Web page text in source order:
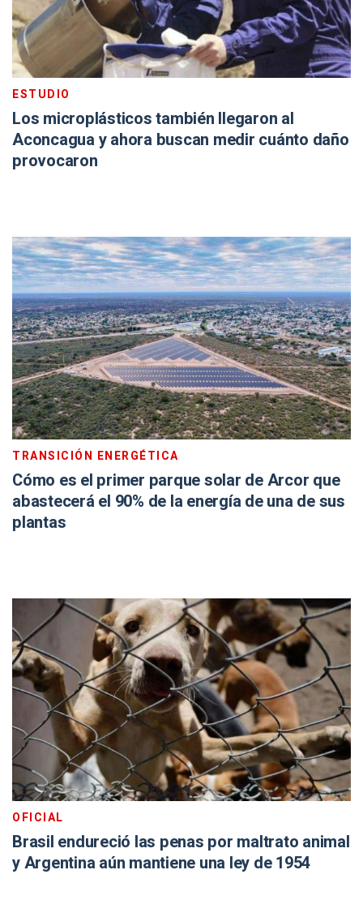
ESTUDIO
Los microplásticos también llegaron al
Aconcagua y ahora buscan medir cuánto daño
provocaron
TRANSICIÓN ENERGÉTICA
Cómo es el primer parque solar de Arcor que
abastecerá el 90% de la energía de una de sus
plantas
OFICIAL
Brasil endureció las penas por maltrato animal
y Argentina aún mantiene una ley de 1954